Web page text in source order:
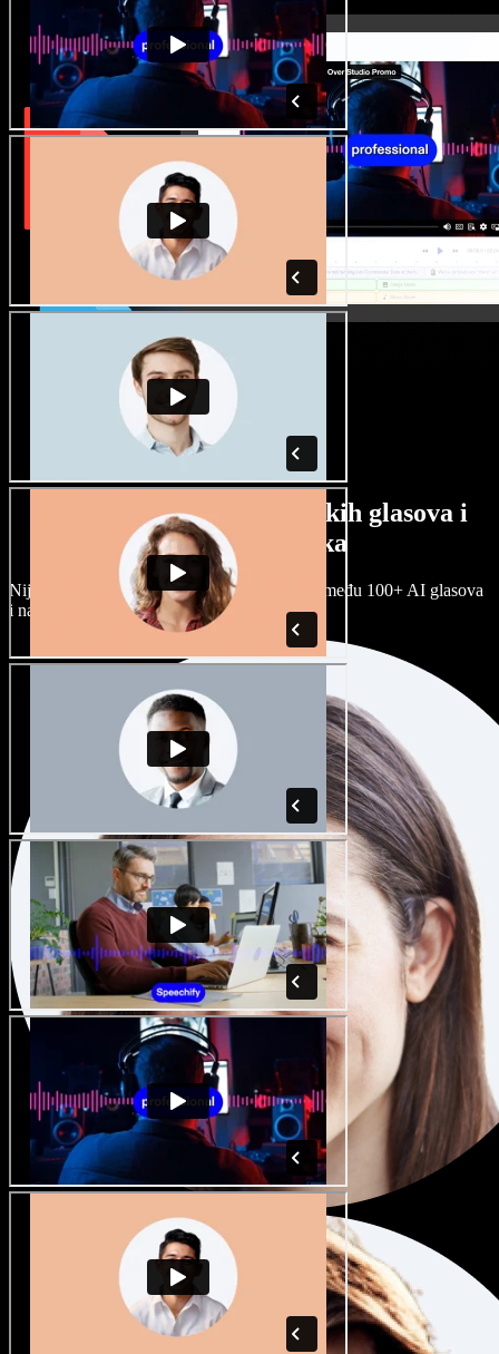
Veliki izbor muških i ženskih glasova i
raznih naglasaka
Nijedan projekt ne mora zvučati isto. Birajte među 100+ AI glasova
i naglasaka i prilagodite ih sebi.